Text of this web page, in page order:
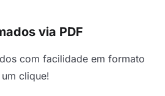
via PDF
com facilidade em formato
clique!